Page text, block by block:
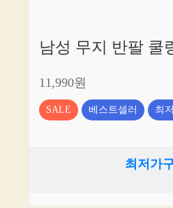
남성 무지 반팔 쿨
11,990원
SALE 베스트셀러 최
최저가